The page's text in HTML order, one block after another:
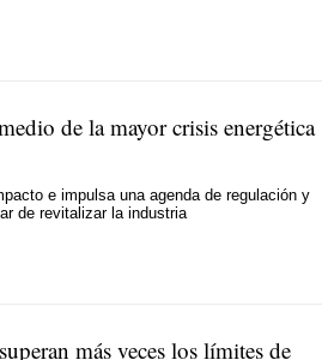
de la mayor crisis energética
e impulsa una agenda de regulación y
de revitalizar la industria
más veces los límites de